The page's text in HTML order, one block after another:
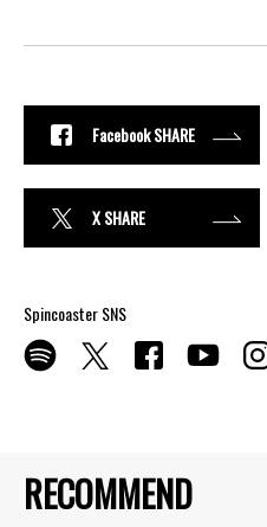
RECOMMEND
Facebook SHARE
X SHARE
Spincoaster SNS